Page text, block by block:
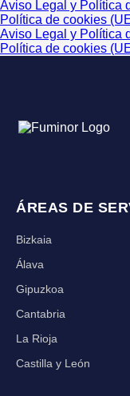
Aviso Legal y Política
Política de cookies
Aviso Legal y Política
Política de cookies
ÁREAS DE
Bizkaia
Álava
Gipuzkoa
Cantabria
La Rioja
Castilla y León